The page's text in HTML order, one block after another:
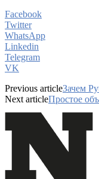
Facebook
Twitter
WhatsApp
Linkedin
Telegram
VK
Previous articleЗачем
Next articleПростое